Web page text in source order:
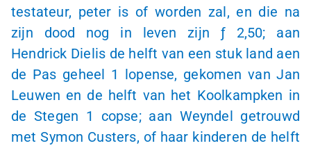
testateur, peter is of worden zal, en die na
zijn dood nog in leven zijn ƒ 2,50; aan
Hendrick Dielis de helft van een stuk land aen
de Pas geheel 1 lopense, gekomen van Jan
Leuwen en de helft van het Koolkampken in
de Stegen 1 copse; aan Weyndel getrouwd
met Symon Custers, of haar kinderen de helft